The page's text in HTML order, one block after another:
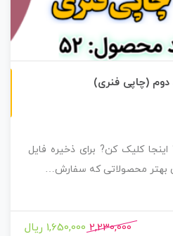
دوم (چاپی فنری)
کلیک کن? برای ذخیره فایل
بهتر محصولاتی که سفارش…
2,230,000 1,650,000 ریال